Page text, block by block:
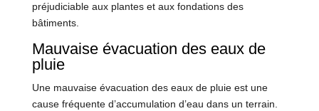
préjudiciable aux plantes et aux fondations des
bâtiments.
Mauvaise évacuation des eaux de
pluie
Une mauvaise évacuation des eaux de pluie est une
cause fréquente d’accumulation d’eau dans un terrain.